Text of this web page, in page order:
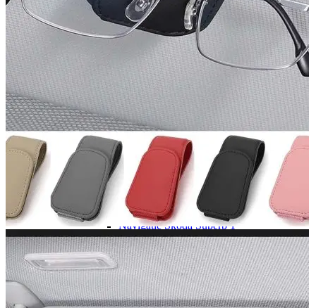
Navigație Mercedes W204
Navigație Mercedes W211
Navigație Mercedes Sprinter
Navigație Passat B5
Navigație Passat B5 5
Navigație Passat B6
Navigație Passat B7
Navigație Passat B8
Navigație Passat CC
Skoda
Navigație Skoda Fabia 1
Navigație Skoda Fabia 2
Navigație Skoda Octavia 1
Navigație Skoda Octavia 2
Navigație Skoda Octavia 3
Navigație Skoda Rapid
Navigație Skoda Superb 1
Navigație Skoda Superb 2
Navigație Toyota Avensis T25
Portbagaj Plafon Auto
Sub 350 Litri
Peste 350 Litri
Peste 450 litri